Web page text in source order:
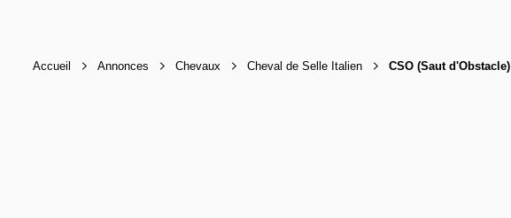
Accueil Annonces Chevaux Cheval de Selle Italien CSO (Saut d'Obstacle)